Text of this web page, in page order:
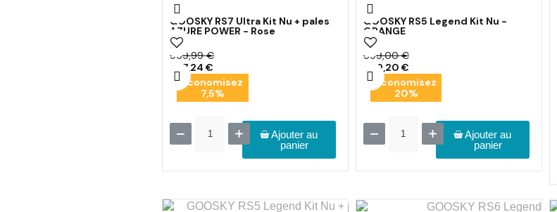
GOOSKY RS7 Ultra Kit Nu + pales
AZURE POWER - Rose
969,99 €
897,24 €
Économisez
7,5%
Ajouter au
panier
GOOSKY RS5 Legend Kit Nu -
ORANGE
599,00 €
479,20 €
Économisez
20%
Ajouter au
panier